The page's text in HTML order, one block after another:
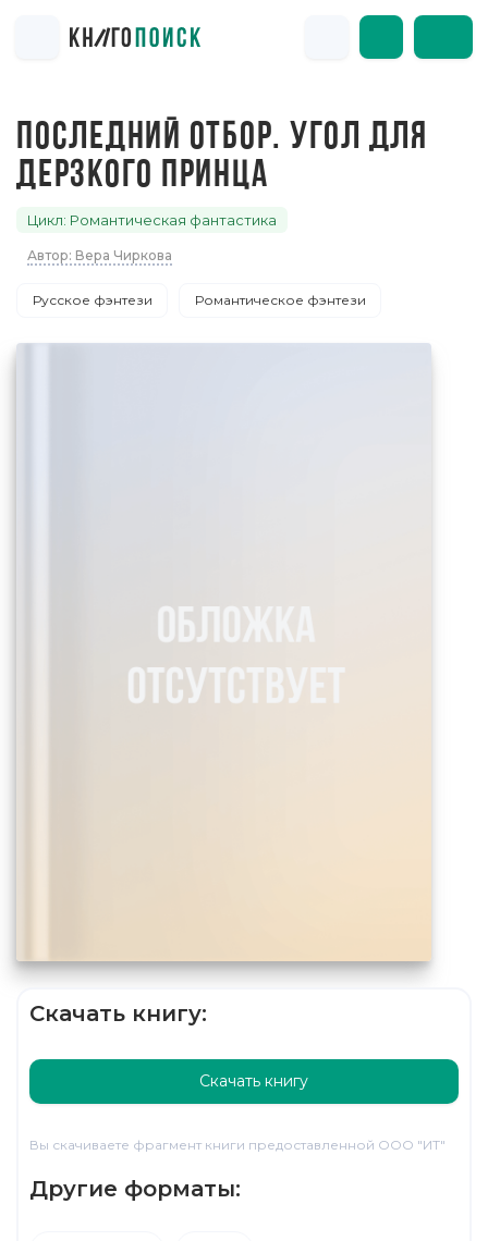
ПОСЛЕДНИЙ ОТБОР. УГОЛ ДЛЯ
ДЕРЗКОГО ПРИНЦА
Цикл: Романтическая фантастика
Автор: Вера Чиркова
Русское фэнтези Романтическое фэнтези
Скачать книгу:
Скачать книгу
Вы скачиваете фрагмент книги предоставленной ООО "ИТ"
Другие форматы: